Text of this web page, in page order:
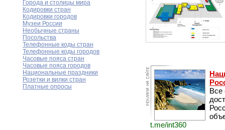
Города и столицы мира
Кодировки стран
Кодировки городов
Музеи России
Необычные страны
Посольства
Телефонные коды стран
Телефонные коды городов
Часовые пояса стран
Часовые пояса городов
Национальные праздники
Розетки и вилки стран
Платные опросы
Все
t.me/int360